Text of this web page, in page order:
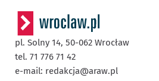
pl. Solny 14, 50-062 Wrocław
tel. 71 776 71 42
e-mail: redakcja@araw.pl